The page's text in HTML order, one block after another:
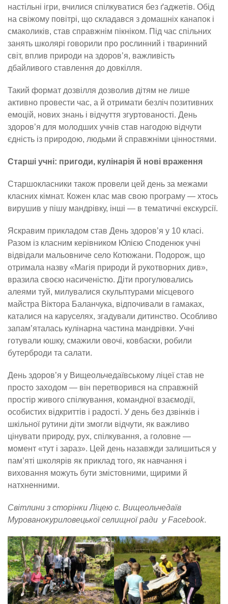
настільні ігри, вчилися спілкуватися без ґаджетів. Обід
на свіжому повітрі, що складався з домашніх канапок і
смаколиків, став справжнім пікніком. Під час спільних
занять школярі говорили про рослинний і тваринний
світ, вплив природи на здоров’я, важливість
дбайливого ставлення до довкілля.
Такий формат дозвілля дозволив дітям не лише
активно провести час, а й отримати безліч позитивних
емоцій, нових знань і відчуття згуртованості. День
здоров’я для молодших учнів став нагодою відчути
єдність із природою, людьми й справжніми цінностями.
Старші учні: пригоди, кулінарія й нові враження
Старшокласники також провели цей день за межами
класних кімнат. Кожен клас мав свою програму — хтось
вирушив у пішу мандрівку, інші — в тематичні екскурсії.
Яскравим прикладом став День здоров’я у 10 класі.
Разом із класним керівником Юлією Споденюк учні
відвідали мальовниче село Котюжани. Подорож, що
отримала назву «Магія природи й рукотворних див»,
вразила своєю насиченістю. Діти прогулювались
алеями туй, милувалися скульптурами місцевого
майстра Віктора Баланчука, відпочивали в гамаках,
каталися на каруселях, згадували дитинство. Особливо
запам’яталась кулінарна частина мандрівки. Учні
готували юшку, смажили овочі, ковбаски, робили
бутерброди та салати.
День здоров’я у Вищеольчедаївському ліцеї став не
просто заходом — він перетворився на справжній
простір живого спілкування, командної взаємодії,
особистих відкриттів і радості. У день без дзвінків і
шкільної рутини діти змогли відчути, як важливо
цінувати природу, рух, спілкування, а головне —
момент «тут і зараз». Цей день назавжди залишиться у
пам’яті школярів як приклад того, як навчання і
виховання можуть бути змістовними, щирими й
натхненними.
Світлини з сторінки Ліцею с. Вищеольчедаїв
Мурованокуриловецької селищної ради у Facebook.